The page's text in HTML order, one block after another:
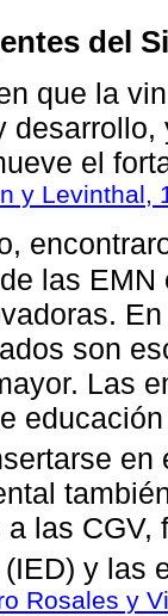
del
que la
el
y Levinthal,
las
son
Las
en
las
y las
Rosales y